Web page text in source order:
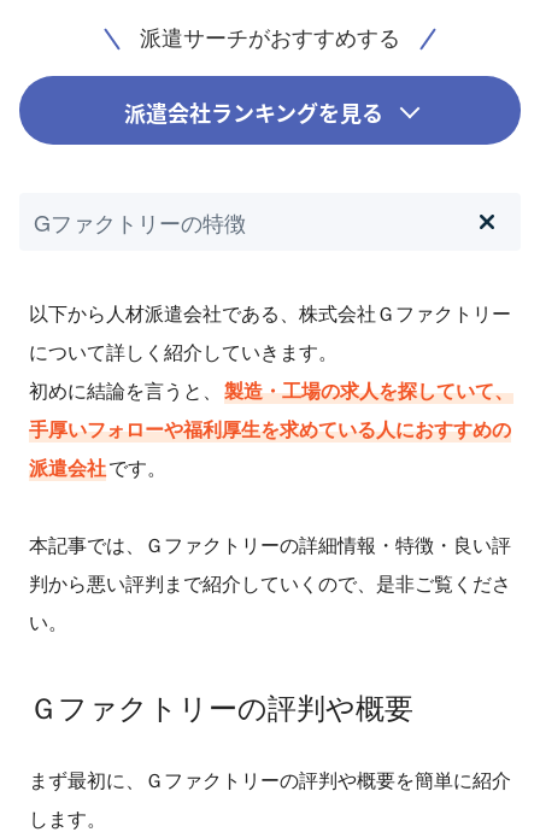
派遣サーチがおすすめする
派遣会社ランキングを見る
Gファクトリーの特徴
以下から人材派遣会社である、株式会社Ｇファクトリー
について詳しく紹介していきます。
初めに結論を言うと、 製造・工場の求人を探していて、
手厚いフォローや福利厚生を求めている人におすすめの
派遣会社です。
本記事では、Ｇファクトリーの詳細情報・特徴・良い評
判から悪い評判まで紹介していくので、是非ご覧くださ
い。
Ｇファクトリーの評判や概要
まず最初に、Ｇファクトリーの評判や概要を簡単に紹介
します。